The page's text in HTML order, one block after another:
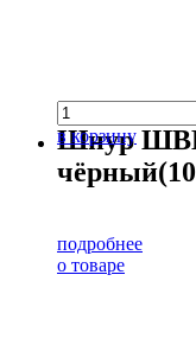
в корзину
Шнур
подробнее
о товаре